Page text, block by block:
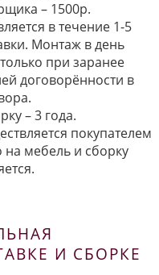
– 1500р.
в течение 1-5
Монтаж в день
при заранее
договорённости в
– 3 года.
покупателем
мебель и сборку
И СБОРКЕ